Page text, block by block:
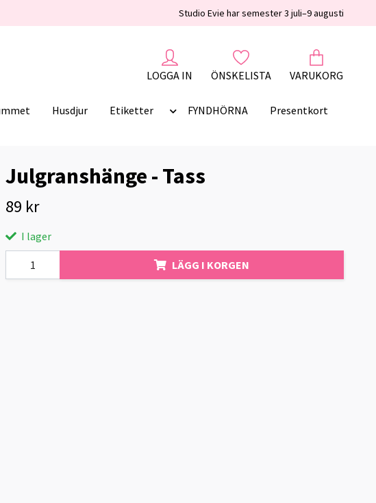
Studio Evie har semester 3 juli–9 augusti
LOGGA IN ÖNSKELISTA VARUKORG
Husdjur Etiketter FYNDHÖRNA
Presentkort
Julgranshänge - Tass
89 kr
I lager
LÄGG I KORGEN